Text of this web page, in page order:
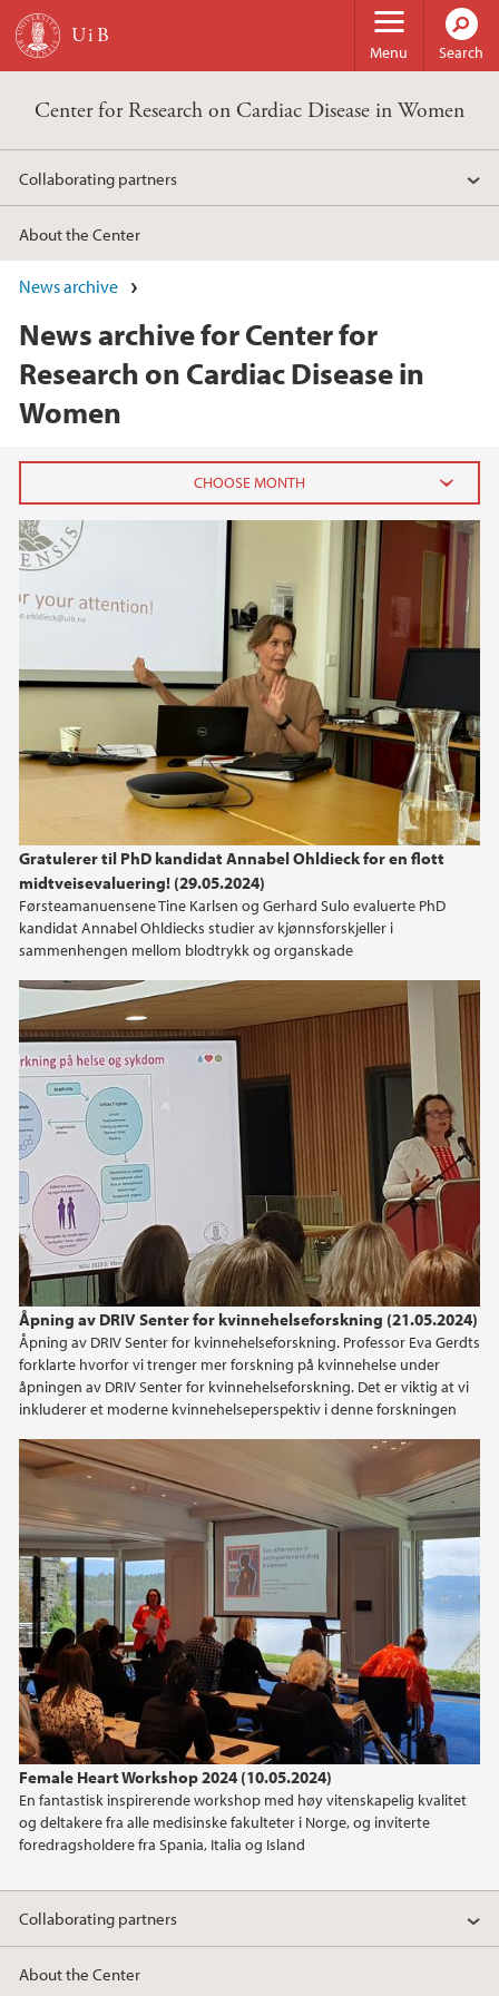
Skip to main content
Menu Search
Center for Research on Cardiac Disease in Women
Collaborating partners
About the Center
News archive
News archive for Center for
Research on Cardiac Disease in
Women
Gratulerer til PhD kandidat Annabel Ohldieck for en flott
midtveisevaluering! (29.05.2024)
Førsteamanuensene Tine Karlsen og Gerhard Sulo evaluerte PhD
kandidat Annabel Ohldiecks studier av kjønnsforskjeller i
sammenhengen mellom blodtrykk og organskade
Åpning av DRIV Senter for kvinnehelseforskning (21.05.2024)
Åpning av DRIV Senter for kvinnehelseforskning. Professor Eva Gerdts
forklarte hvorfor vi trenger mer forskning på kvinnehelse under
åpningen av DRIV Senter for kvinnehelseforskning. Det er viktig at vi
inkluderer et moderne kvinnehelseperspektiv i denne forskningen
Female Heart Workshop 2024 (10.05.2024)
En fantastisk inspirerende workshop med høy vitenskapelig kvalitet
og deltakere fra alle medisinske fakulteter i Norge, og inviterte
foredragsholdere fra Spania, Italia og Island
2025
June (3)
May (1)
April (3)
March (2)
February (3)
January (4)
2024
2023
2022
2021
Collaborating partners
About the Center